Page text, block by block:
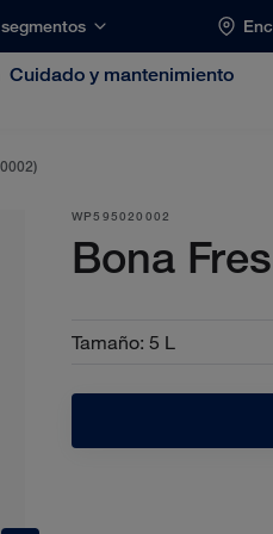
Cuidado y mantenimiento
WP595020002
Bona
Tamaño: 5 L